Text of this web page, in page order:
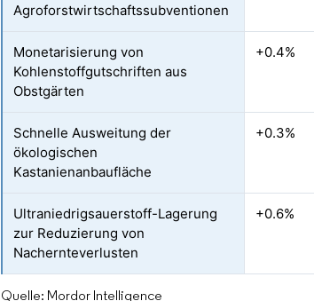
Agroforstwirtschaftssubventionen
Monetarisierung von
Kohlenstoffgutschriften aus
Obstgärten
+0.4%
Schnelle Ausweitung der
ökologischen
Kastanienanbaufläche
+0.3%
Ultraniedrigsauerstoff-Lagerung
zur Reduzierung von
Nachernteverlusten
+0.6%
Quelle: Mordor Intelligence